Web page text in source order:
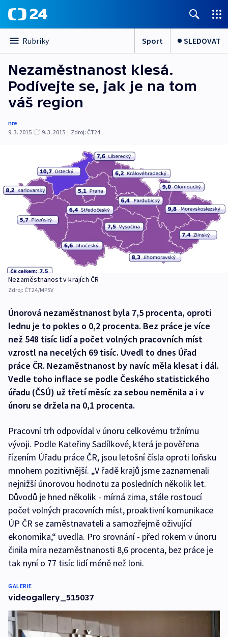
Rubriky Sport SLEDOVAT
Nezaměstnanost klesá.
Podívejte se, jak je na tom
váš region
nre
9. 3. 2015
9. 3. 2015 | Zdroj: ČT24
Nezaměstnanost v krajích ČR
Zdroj: ČT24/MPSV
Únorová nezaměstnanost byla 7,5 procenta, oproti
lednu je to pokles o 0,2 procenta. Bez práce je více
než 548 tisíc lidí a počet volných pracovních míst
vzrostl na necelých 69 tisíc. Uvedl to dnes Úřad
práce ČR. Nezaměstnanost by navíc měla klesat i dál.
Vedle toho inflace se podle Českého statistického
úřadu (ČSÚ) už třetí měsíc za sebou neměnila a i v
únoru se držela na 0,1 procenta.
Pracovní trh odpovídal v únoru celkovému tržnímu
vývoji. Podle Kateřiny Sadílkové, která je pověřena
řízením Úřadu práce ČR, jsou letošní čísla oproti loňsku
mnohem pozitivnější. „V řadě krajů jsme zaznamenali
nejnižší únorovou hodnotu za posledních několik let.
Důvodů je hned několik - mírná zima, stále rostoucí
počet volných pracovních míst, proaktivní komunikace
ÚP ČR se zaměstnavateli a samozřejmě oživující
ekonomika,“ uvedla. Pro srovnání - před rokem v únoru
činila míra nezaměstnanosti 8,6 procenta, bez práce je
tak nyní o 77 tisíc lidí méně než loni.
GALERIE
videogallery_515037